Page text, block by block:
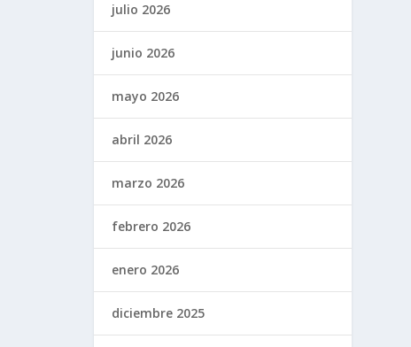
julio 2026
junio 2026
mayo 2026
abril 2026
marzo 2026
febrero 2026
enero 2026
diciembre 2025